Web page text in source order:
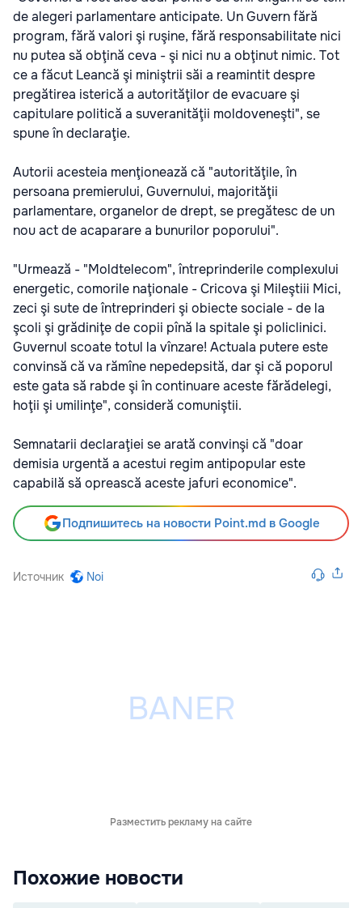
de alegeri parlamentare anticipate. Un Guvern fără
program, fără valori şi ruşine, fără responsabilitate nici
nu putea să obţină ceva - şi nici nu a obţinut nimic. Tot
ce a făcut Leancă şi miniştrii săi a reamintit despre
pregătirea isterică a autorităţilor de evacuare şi
capitulare politică a suveranităţii moldoveneşti", se
spune în declaraţie.
Autorii acesteia menţionează că "autorităţile, în
persoana premierului, Guvernului, majorităţii
parlamentare, organelor de drept, se pregătesc de un
nou act de acaparare a bunurilor poporului".
"Urmează - "Moldtelecom", întreprinderile complexului
energetic, comorile naţionale - Cricova şi Mileştiii Mici,
zeci şi sute de întreprinderi şi obiecte sociale - de la
şcoli şi grădiniţe de copii pînă la spitale şi policlinici.
Guvernul scoate totul la vînzare! Actuala putere este
convinsă că va rămîne nepedepsită, dar şi că poporul
este gata să rabde şi în continuare aceste fărădelegi,
hoţii şi umilinţe", consideră comuniştii.
Semnatarii declaraţiei se arată convinşi că "doar
demisia urgentă a acestui regim antipopular este
capabilă să oprească aceste jafuri economice".
Подпишитесь на новости Point.md в Google
Источник Noi
Разместить рекламу на сайте
Похожие новости